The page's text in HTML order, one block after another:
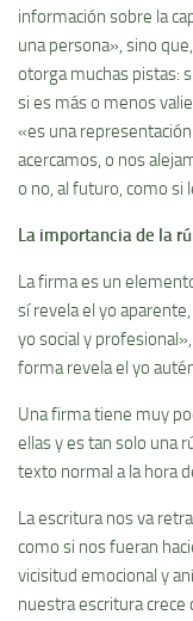
información sobre la
una persona», sino
otorga muchas pistas:
si es más o menos
«es una
acercamos, o nos
o no, al futuro, como si
La importancia de la
La firma es un
sí revela el yo
yo social y
forma revela el yo
Una firma tiene muy
ellas y es tan solo una
texto normal a la hora
La escritura nos va
como si nos fueran
vicisitud emocional y
nuestra escritura